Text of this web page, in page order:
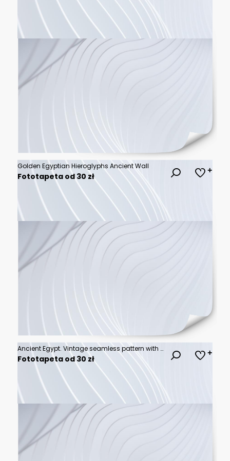
Golden Egyptian Hieroglyphs Ancient Wall
Fototapeta od 30 zł
Ancient Egypt. Vintage seamless pattern with Egyptian hieroglyph symbols.
Fototapeta od 30 zł